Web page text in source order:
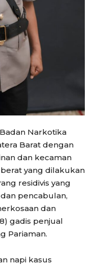
Narkotika
Barat dengan
dan kecaman
yang dilakukan
residivis yang
pencabulan,
dan
gadis penjual
Pariaman.
napi kasus